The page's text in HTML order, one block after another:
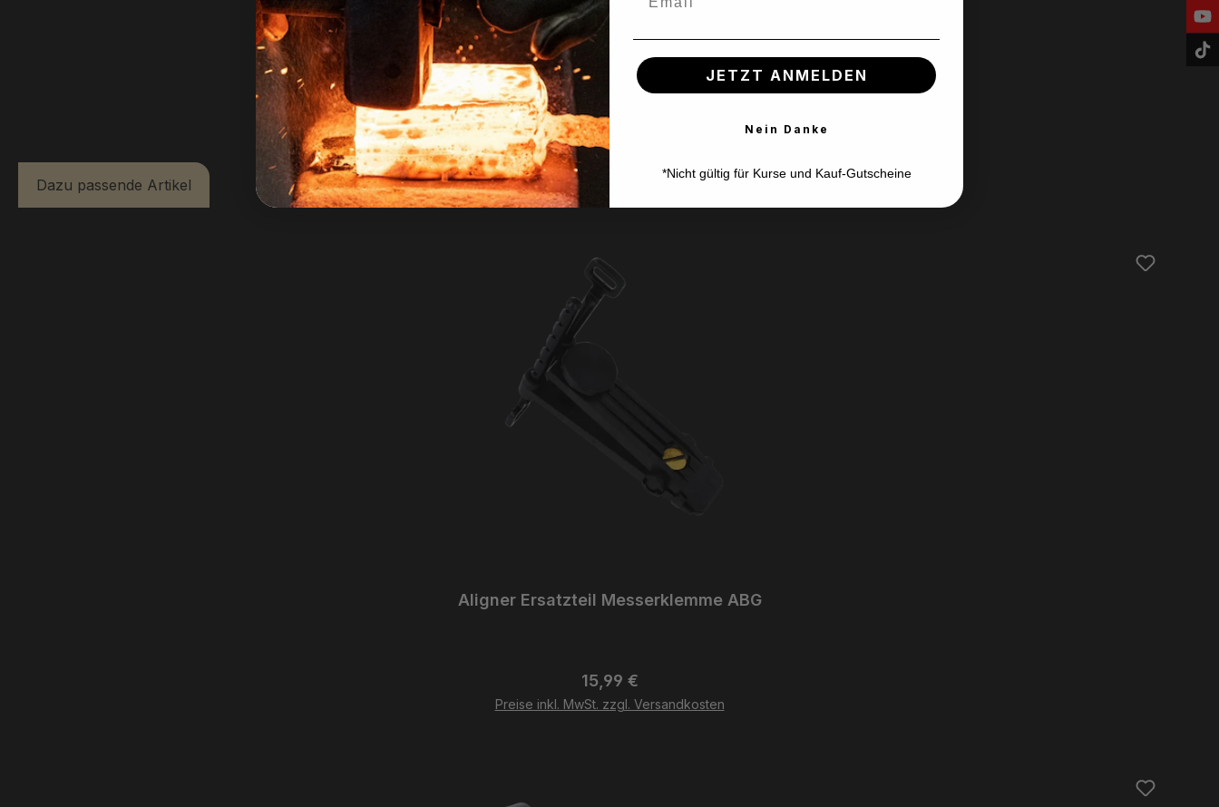
Dazu passende Artikel
Aligner Ersatzteil Messerklemme ABG
Regulärer Preis:
15,99 €
Preise inkl. MwSt. zzgl. Versandkosten
JETZT ANMELDEN
Nein Danke
*Nicht gültig für Kurse und Kauf-Gutscheine